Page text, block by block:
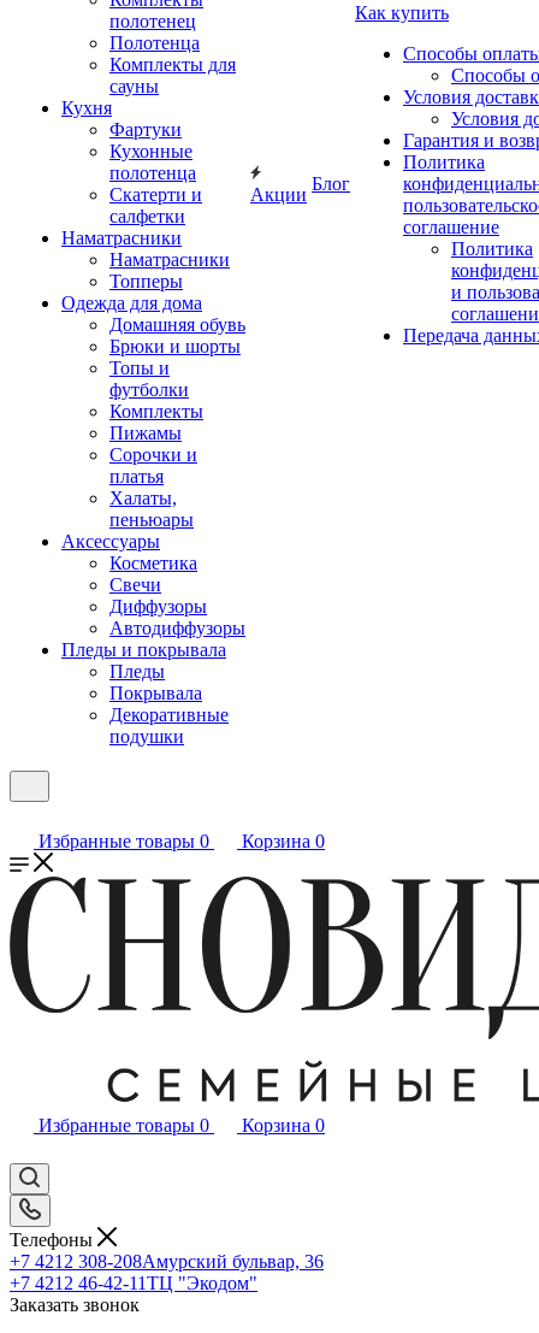
полотенец
Полотенца
Комплекты для
сауны
Кухня
Фартуки
Кухонные
полотенца
Скатерти и
салфетки
Наматрасники
Наматрасники
Топперы
Одежда для дома
Домашняя обувь
Брюки и шорты
Топы и
футболки
Комплекты
Пижамы
Сорочки и
платья
Халаты,
пеньюары
Аксессуары
Косметика
Свечи
Диффузоры
Автодиффузоры
Пледы и покрывала
Пледы
Покрывала
Декоративные
подушки
Акции
Блог
Как купить
Способы
Способы
Условия
Условия
Гарантия и
Политика
соглашение
Политика
и
Передача
Избранные товары 0 Корзина 0
Избранные товары 0 Корзина 0
Телефоны
+7 4212 308-208Амурский бульвар, 36
+7 4212 46-42-11ТЦ "Экодом"
Заказать звонок